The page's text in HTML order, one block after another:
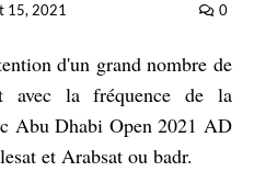
15, 2021 0
d'un grand nombre de
avec la fréquence de la
Abu Dhabi Open 2021 AD
et Arabsat ou badr.